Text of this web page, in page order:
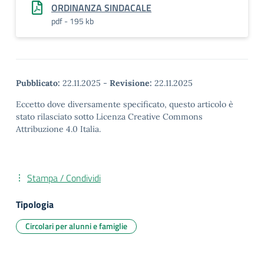
ORDINANZA SINDACALE
pdf - 195 kb
Pubblicato: 22.11.2025 - Revisione: 22.11.2025
Eccetto dove diversamente specificato, questo articolo è
stato rilasciato sotto Licenza Creative Commons
Attribuzione 4.0 Italia.
Stampa / Condividi
Tipologia
Circolari per alunni e famiglie